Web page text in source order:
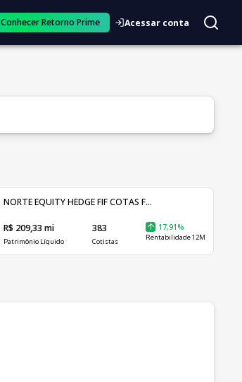
Conhecer Retorno Prime Acessar conta
NORTE EQUITY HEDGE FIF COTAS F...
R$ 209,33 mi
Patrimônio Líquido
383
Cotistas
17,91%
Rentabilidade 12M